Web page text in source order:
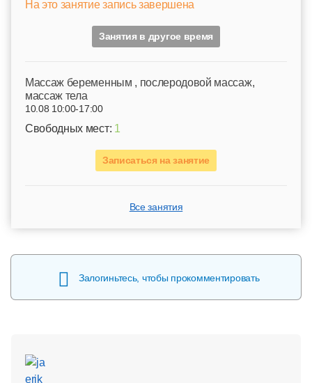
На это занятие запись завершена
Занятия в другое время
Mассаж беременным , послеродовой массаж,
массаж тела
10.08 10:00-17:00
Свободных мест: 1
Записаться на занятие
Все занятия
Залогиньтесь, чтобы прокомментировать